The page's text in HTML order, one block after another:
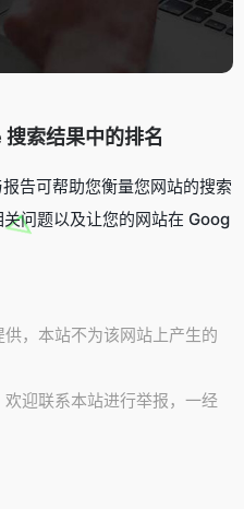
索结果中的排名
告可帮助您衡量您网站的搜索
问题以及让您的网站在 Goog
，本站不为该网站上产生的
迎联系本站进行举报，一经